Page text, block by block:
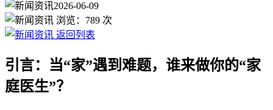
2026-06-09
浏览： 789 次
返回列表
引言：当“家”遇到难题，谁来做你的“家
庭医生”？